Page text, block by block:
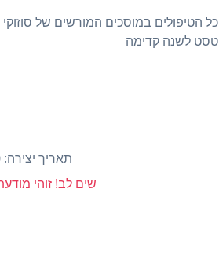
כל הטיפולים במוסכים המורשים של
טסט לשנה קדימה
תאריך יצירה: 27/06/2020
שים לב! זוהי